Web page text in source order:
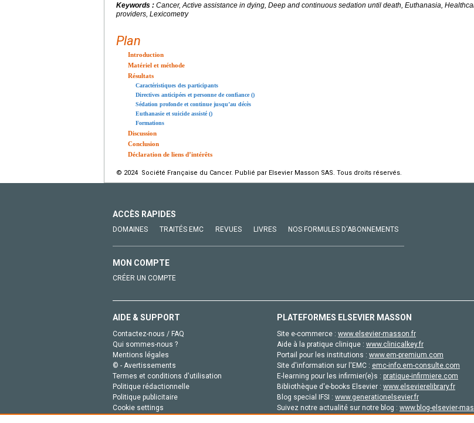
Keywords : Cancer, Active assistance in dying, Deep and continuous sedation until death, Euthanasia,
providers, Lexicometry
Plan
Introduction
Matériel et méthode
Résultats
Caractéristiques des participants
Directives anticipées et personne de confiance ()
Sédation profonde et continue jusqu’au décès
Euthanasie et suicide assisté ()
Formations
Discussion
Conclusion
Déclaration de liens d’intérêts
© 2024 Société Française du Cancer. Publié par Elsevier Masson SAS. Tous droits réservés.
ACCÈS RAPIDES
DOMAINES TRAITÉS EMC REVUES LIVRES NOS FORMULES D'ABONNEMENTS
MON COMPTE
CRÉER UN COMPTE
AIDE & SUPPORT
Contactez-nous / FAQ
Qui sommes-nous ?
Mentions légales
© - Avertissements
Termes et conditions d'utilisation
Politique rédactionnelle
Politique publicitaire
Cookie settings
PLATEFORMES ELSEVIER MASSON
Site e-commerce : www.elsevier-masson.fr
Aide à la pratique clinique : www.clinicalkey.fr
Portail pour les institutions : www.em-premium.com
Site d'information sur l'EMC : emc-info.em-consulte.com
E-learning pour les infirmier(e)s : pratique-infirmiere.com
Bibliothèque d'e-books Elsevier : www.elsevierelibrary.fr
Blog special IFSI : www.generationelsevier.fr
Suivez notre actualité sur notre blog : www.blog-elsevier-